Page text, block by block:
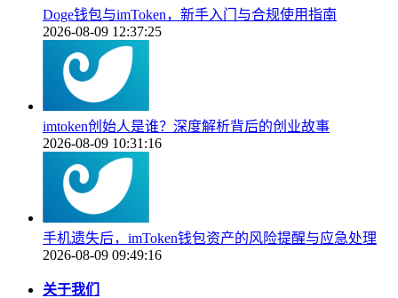
Doge钱包与imToken，新手入门与合规使用指南
2026-08-09 12:37:25
imtoken创始人是谁？深度解析背后的创业故事
2026-08-09 10:31:16
手机遗失后，imToken钱包资产的风险提醒与应急处理
2026-08-09 09:49:16
关于我们